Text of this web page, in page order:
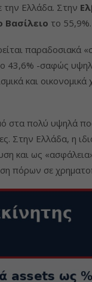
την Ελλάδα. Στην
Βασίλειο το 55,9%.
παραδοσιακά
43,6% -σαφώς
και οικονομικά
στα πολύ υψηλά
Στην Ελλάδα, η
και ως
πόρων σε